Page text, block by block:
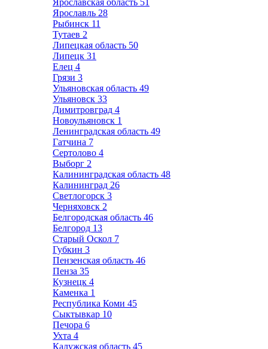
Ярославская область 51
Ярославль 28
Рыбинск 11
Тутаев 2
Липецкая область 50
Липецк 31
Елец 4
Грязи 3
Ульяновская область 49
Ульяновск 33
Димитровград 4
Новоульяновск 1
Ленинградская область 49
Гатчина 7
Сертолово 4
Выборг 2
Калининградская область 48
Калининград 26
Светлогорск 3
Черняховск 2
Белгородская область 46
Белгород 13
Старый Оскол 7
Губкин 3
Пензенская область 46
Пенза 35
Кузнецк 4
Каменка 1
Республика Коми 45
Сыктывкар 10
Печора 6
Ухта 4
Калужская область 45